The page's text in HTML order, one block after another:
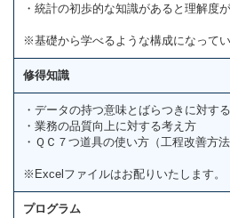
・統計の初歩的な知識があると理解度
※基礎から学べるような構成になって
修得知識
・データの持つ意味とばらつきに対す
・業務の品質向上に対する考え方
・ＱＣ７つ道具の使い方（工程改善方法
※Excelファイルはお配りいたします。
プログラム